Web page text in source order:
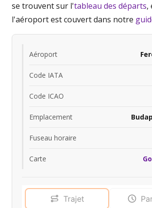
se trouvent sur l'tableau des départs,
l'aéroport est couvert dans notre
Aéroport
Code IATA
Code ICAO
Emplacement
Fuseau horaire
Carte